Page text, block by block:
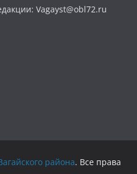
Vagayst@obl72.ru
района. Все права